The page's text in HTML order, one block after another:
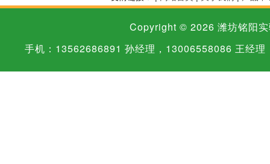
Copyright © 2026 潍坊铭阳
手机：13562686891 孙经理，13006558086 王经